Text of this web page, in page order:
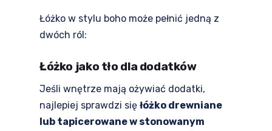
Łóżko w stylu boho może pełnić jedną z
dwóch ról:
Łóżko jako tło dla dodatków
Jeśli wnętrze mają ożywiać dodatki,
najlepiej sprawdzi się łóżko drewniane
lub tapicerowane w stonowanym